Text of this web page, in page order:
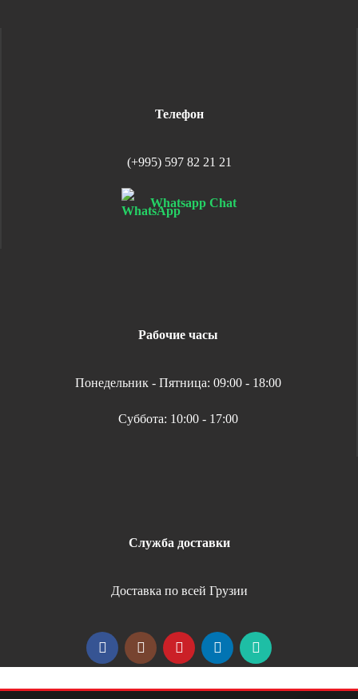
Телефон
(+995) 597 82 21 21
Whatsapp Chat
Рабочие часы
Понедельник - Пятница: 09:00 - 18:00
Суббота: 10:00 - 17:00
Служба доставки
Доставка по всей Грузии
Copyright 2026 | All Rights Reserved |